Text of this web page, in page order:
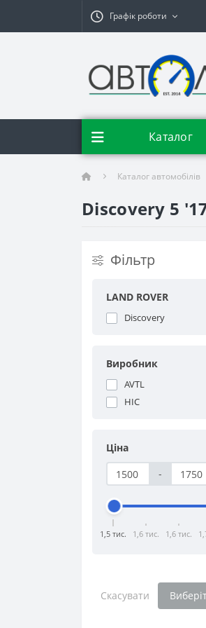
Графік роботи
Каталог
Каталог автомобілів
Discovery 5
Фільтр
LAND ROVER
Discovery
Виробник
AVTL
HIC
Ціна
-
1,5 тис. 1,6 тис. 1,6 тис.
Скасувати